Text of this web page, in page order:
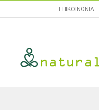
to
ΕΠΙΚΟΙΝΩΝΙΑ|